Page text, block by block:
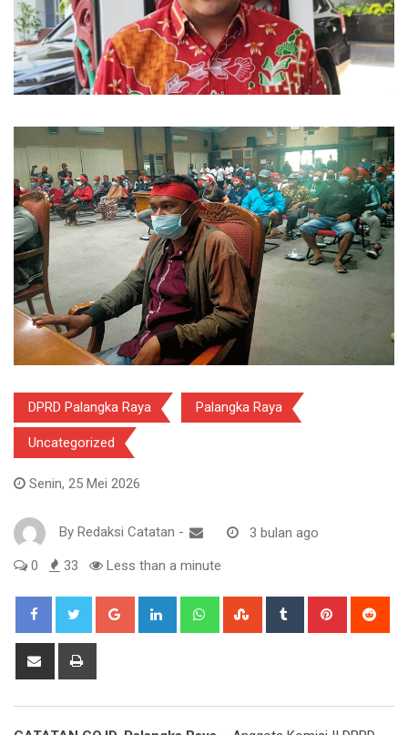
DPRD Palangka Raya Palangka Raya
Uncategorized
Senin, 25 Mei 2026
By Redaksi Catatan - 3 bulan ago
0 33 Less than a minute
Google+ LinkedIn WhatsappStumbleUpon
Tumblr Pinterest
Share